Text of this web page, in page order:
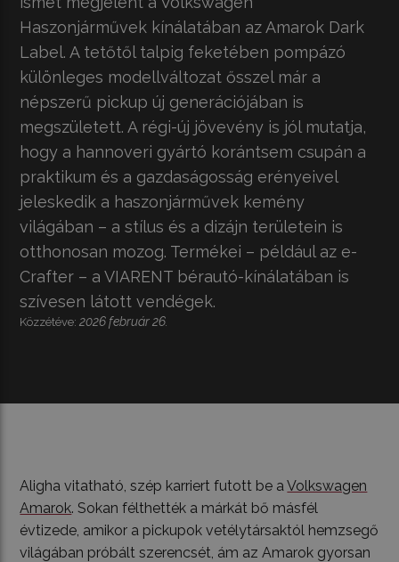
Haszonjárművek kínálatában az Amarok Dark
Label. A tetőtől talpig feketében pompázó
különleges modellváltozat ősszel már a
népszerű pickup új generációjában is
megszületett. A régi-új jövevény is jól mutatja,
hogy a hannoveri gyártó korántsem csupán a
praktikum és a gazdaságosság erényeivel
jeleskedik a haszonjárművek kemény
világában – a stílus és a dizájn területein is
otthonosan mozog. Termékei – például az e-
Crafter – a VIARENT bérautó-kínálatában is
szívesen látott vendégek.
Közzétéve:2026 február 26.
Aligha vitatható, szép karriert futott be aVolkswagen
Amarok. Sokan félthették a márkát bő másfél
évtizede, amikor a pickupok vetélytársaktól hemzsegő
világában próbált szerencsét, ám az Amarok gyorsan